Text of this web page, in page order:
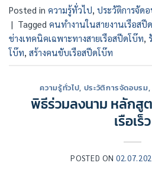
Posted in ความรู้ทั่วไป, ประวัติการจัด
| Tagged คนทำงานในสายงานเรือสปี
ช่างเทคนิคเฉพาะทางสายเรือสปีดโบ๊ท,
โบ๊ท, สร้างคนขับเรือสปีดโบ๊ท
ความรู้ทั่วไป, ประวัติการจัดอบรม
พิธีร่วมลงนาม หลักสู
เรือเร็ว
POSTED ON